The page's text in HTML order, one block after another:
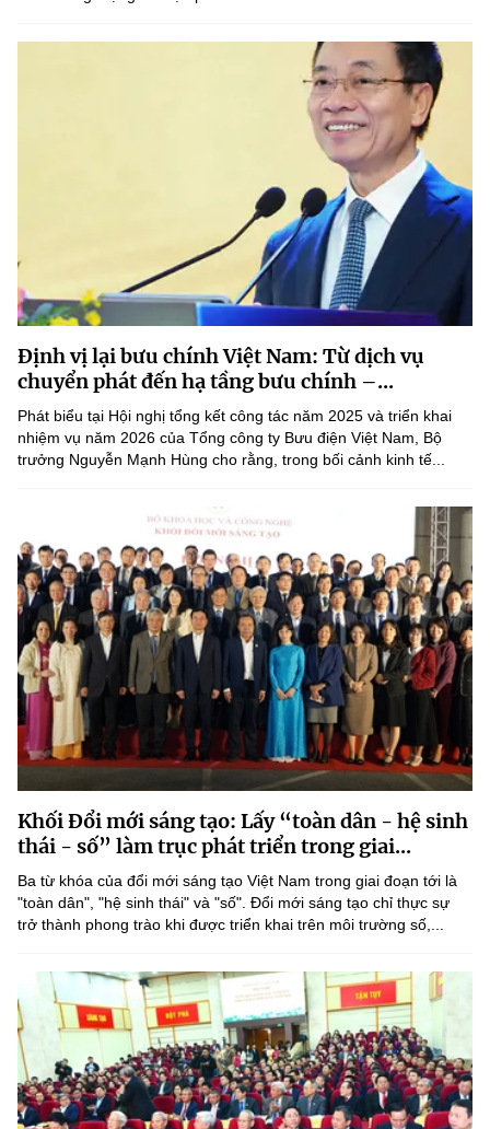
Định vị lại bưu chính Việt Nam: Từ dịch vụ
chuyển phát đến hạ tầng bưu chính –...
Phát biểu tại Hội nghị tổng kết công tác năm 2025 và triển khai
nhiệm vụ năm 2026 của Tổng công ty Bưu điện Việt Nam, Bộ
trưởng Nguyễn Mạnh Hùng cho rằng, trong bối cảnh kinh tế...
Khối Đổi mới sáng tạo: Lấy “toàn dân - hệ sinh
thái - số” làm trục phát triển trong giai...
Ba từ khóa của đổi mới sáng tạo Việt Nam trong giai đoạn tới là
"toàn dân", "hệ sinh thái" và "số". Đổi mới sáng tạo chỉ thực sự
trở thành phong trào khi được triển khai trên môi trường số,...